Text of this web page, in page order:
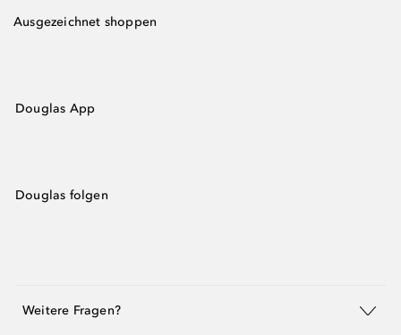
Ausgezeichnet shoppen
Douglas App
Douglas folgen
Weitere Fragen?